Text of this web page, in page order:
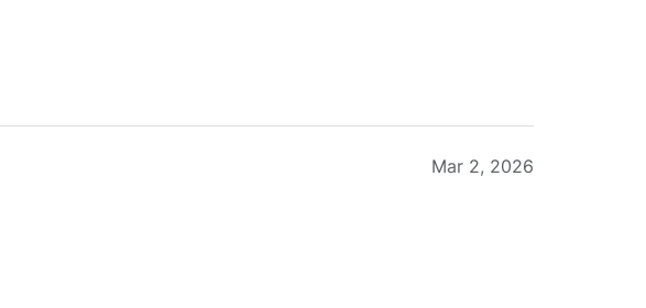
Mar 2, 2026